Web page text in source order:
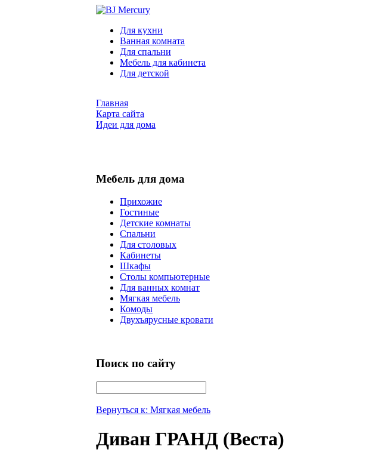
Для кухни
Ванная комната
Для спальни
Мебель для кабинета
Для детской
Главная
Карта сайта
Идеи для дома
Мебель для дома
Прихожие
Гостиные
Детские комнаты
Спальни
Для столовых
Кабинеты
Шкафы
Столы компьютерные
Для ванных комнат
Мягкая мебель
Комоды
Двухъярусные кровати
Поиск по сайту
Вернуться к: Мягкая мебель
Диван ГРАНД (Веста)